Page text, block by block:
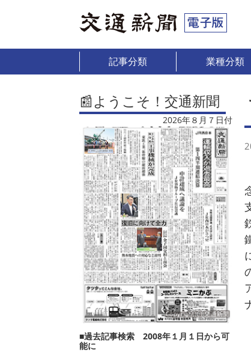
記事分類 業種分類
📰ようこそ！交通新聞
2026年８月７日付
■過去記事検索 2008年１月１日から可
能に